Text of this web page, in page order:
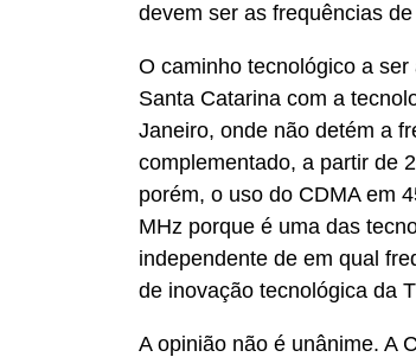
devem ser as frequências
O caminho tecnológico a
Santa Catarina com a
Janeiro, onde não detém a
complementado, a partir de
porém, o uso do CDMA em
MHz porque é uma das
independente de em qual
de inovação tecnológica da
A opinião não é unânime. A